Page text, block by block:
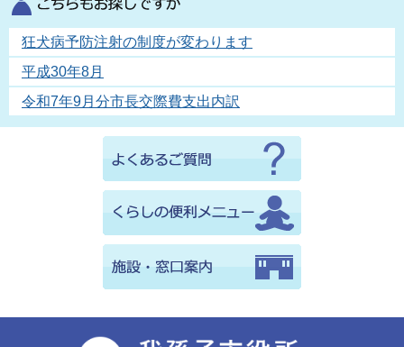
狂犬病予防注射の制度が変わります
平成30年8月
令和7年9月分市長交際費支出内訳